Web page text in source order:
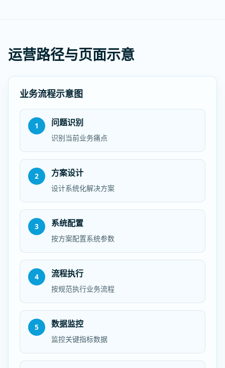
运营路径与页面示意
业务流程示意图
1 问题识别
识别当前业务痛点
2 方案设计
设计系统化解决方案
3 系统配置
按方案配置系统参数
4 流程执行
按规范执行业务流程
5 数据监控
监控关键指标数据